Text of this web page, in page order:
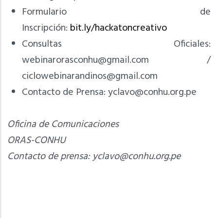
Formulario de
Inscripción: bit.ly/hackatoncreativo
Consultas Oficiales:
webinarorasconhu@gmail.com /
ciclowebinarandinos@gmail.com
Contacto de Prensa:yclavo@conhu.org.pe
Oficina de Comunicaciones
ORAS-CONHU
Contacto de prensa:yclavo@conhu.org.pe